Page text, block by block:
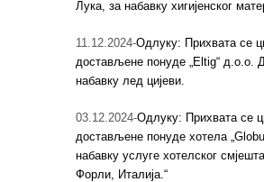
Лука, за набавку хигијенског
11.12.2024-Одлуку: Прихвата се
достављене понуде „Eltig“ д.о.о.
набавку лед цијеви.
03.12.2024-Одлуку: Прихвата се
достављене понуде хотела
набавку услуге хотелског
Форли, Италија.“